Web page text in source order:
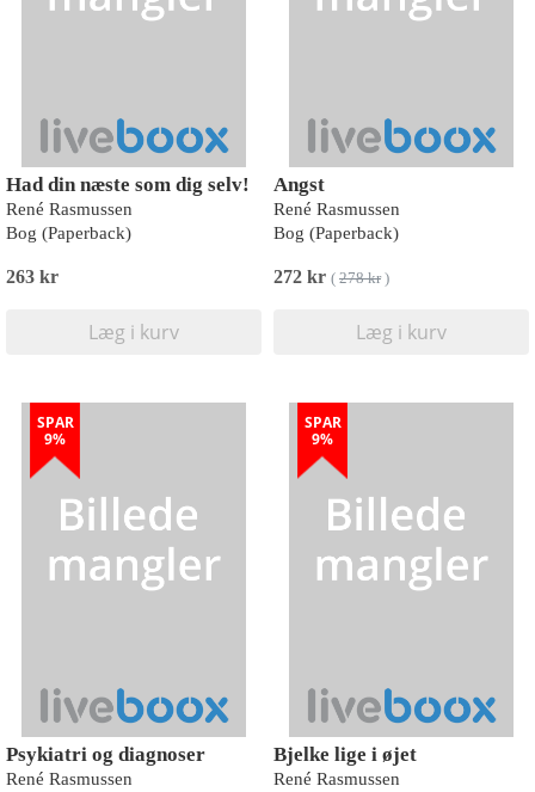
Had din næste som dig selv!
René Rasmussen
Bog (Paperback)
263 kr
Læg i kurv
Angst
René Rasmussen
Bog (Paperback)
272 kr ( 278 kr)
Læg i kurv
SPAR
9%
Psykiatri og diagnoser
René Rasmussen
SPAR
9%
Bjelke lige i øjet
René Rasmussen